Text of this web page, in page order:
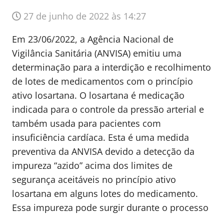
27 de junho de 2022 às 14:27
Em 23/06/2022, a Agência Nacional de
Vigilância Sanitária (ANVISA) emitiu uma
determinação para a interdição e recolhimento
de lotes de medicamentos com o princípio
ativo losartana. O losartana é medicação
indicada para o controle da pressão arterial e
também usada para pacientes com
insuficiência cardíaca. Esta é uma medida
preventiva da ANVISA devido a detecção da
impureza “azido” acima dos limites de
segurança aceitáveis no princípio ativo
losartana em alguns lotes do medicamento.
Essa impureza pode surgir durante o processo